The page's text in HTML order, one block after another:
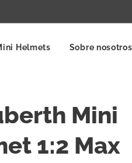
Helmets Sobre nosotros
Mini
1:2 Max